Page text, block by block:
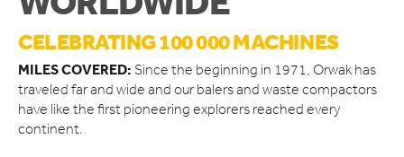
KONTAKTA OSS
CELEBRATING 100 000 MACHINES
MILES COVERED: Since the beginning in 1971, Orwak has
traveled far and wide and our balers and waste compactors
have like the first pioneering explorers reached every
continent.